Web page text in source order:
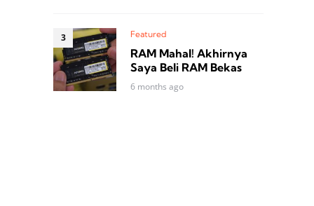
Featured
RAM Mahal! Akhirnya
Saya Beli RAM Bekas
6 months ago